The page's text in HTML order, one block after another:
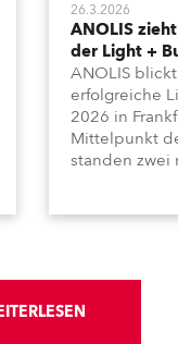
26.3.2026
ANOLIS
der Light +
ANOLIS
erfolgreiche
2026 in
Mittelpunkt
standen zwei
Light sowie
bauliche